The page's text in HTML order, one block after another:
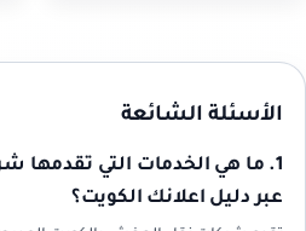
الأسئلة الشائعة
1. ما هي الخدمات التي
عبر دليل اعلانك الكويت؟